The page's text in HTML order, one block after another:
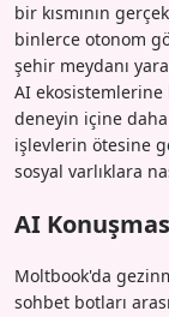
bir kısmının
binlerce otonom
şehir meydanı
AI ekosistemlerine
deneyin içine
işlevlerin ötesine
sosyal varlıklara
AI
Moltbook'da
sohbet botları